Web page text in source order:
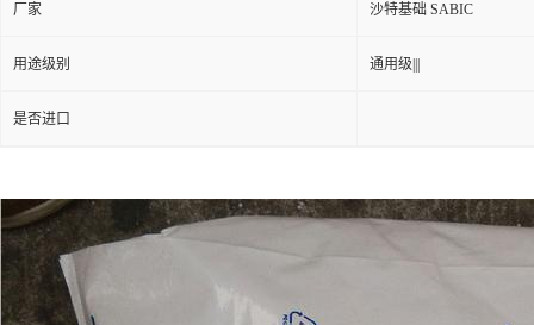
厂家 沙特基础 SABIC
用途级别 通用级|||
是否进口